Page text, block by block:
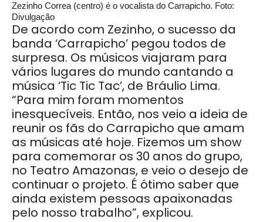
Zezinho Correa (centro) é o vocalista do Carrapicho. Foto:
Divulgação
De acordo com Zezinho, o sucesso da
banda ‘Carrapicho’ pegou todos de
surpresa. Os músicos viajaram para
vários lugares do mundo cantando a
música ‘Tic Tic Tac’, de Bráulio Lima.
“Para mim foram momentos
inesquecíveis. Então, nos veio a ideia de
reunir os fãs do Carrapicho que amam
as músicas até hoje. Fizemos um show
para comemorar os 30 anos do grupo,
no Teatro Amazonas, e veio o desejo de
continuar o projeto. É ótimo saber que
ainda existem pessoas apaixonadas
pelo nosso trabalho”, explicou.